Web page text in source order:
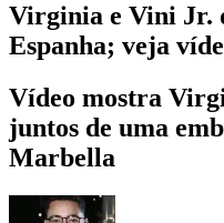
Virginia e Vini Jr.
Espanha; veja
Vídeo mostra
juntos de uma
Marbella